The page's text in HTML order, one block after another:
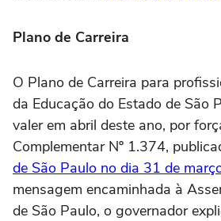
Plano de Carreira
O Plano de Carreira para
da Educação do Estado de São
valer em abril deste ano, por
Complementar Nº 1.374,
de São Paulo no dia 31 de
mensagem encaminhada à
de São Paulo, o governador